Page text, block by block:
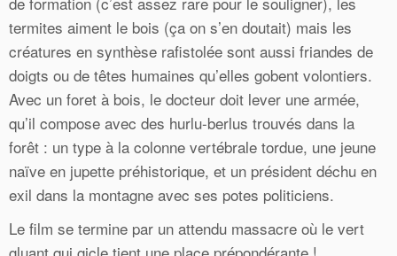
termites aiment le bois (ça on s’en doutait) mais les
créatures en synthèse rafistolée sont aussi friandes de
doigts ou de têtes humaines qu’elles gobent volontiers.
Avec un foret à bois, le docteur doit lever une armée,
qu’il compose avec des hurlu-berlus trouvés dans la
forêt : un type à la colonne vertébrale tordue, une jeune
naïve en jupette préhistorique, et un président déchu en
exil dans la montagne avec ses potes politiciens.
Le film se termine par un attendu massacre où le vert